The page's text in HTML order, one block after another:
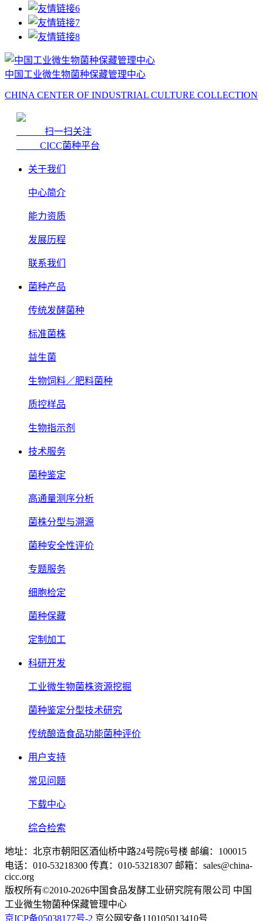
中国工业微生物菌种保藏管理中心
CHINA CENTER OF INDUSTRIAL CULTURE COLLECTION
扫一扫关注
CICC菌种平台
关于我们
中心简介
能力资质
发展历程
联系我们
菌种产品
传统发酵菌种
标准菌株
益生菌
生物饲料／肥料菌种
质控样品
生物指示剂
技术服务
菌种鉴定
高通量测序分析
菌株分型与溯源
菌种安全性评价
专题服务
细胞检定
菌种保藏
定制加工
科研开发
工业微生物菌株资源挖掘
菌种鉴定分型技术研究
传统酿造食品功能菌种评价
用户支持
常见问题
下载中心
综合检索
地址：北京市朝阳区酒仙桥中路24号院6号楼 邮编：100015
电话：010-53218300 传真：010-53218307 邮箱：sales@china-
cicc.org
版权所有©2010-2026中国食品发酵工业研究院有限公司 中国
工业微生物菌种保藏管理中心
京ICP备05038177号-2 京公网安备110105013410号